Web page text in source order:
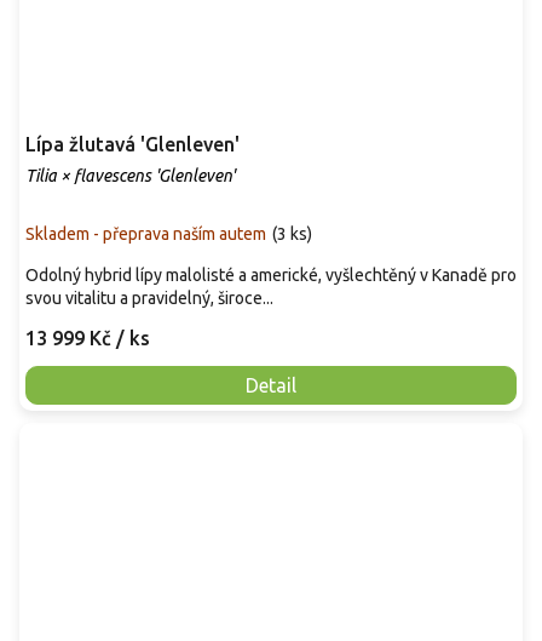
Lípa žlutavá 'Glenleven'
Tilia × flavescens 'Glenleven'
Skladem - přeprava naším autem (3 ks)
13 999 Kč / ks
Detail
Odolný hybrid lípy malolisté a americké, vyšlechtěný v Kanadě pro
svou vitalitu a pravidelný, široce...